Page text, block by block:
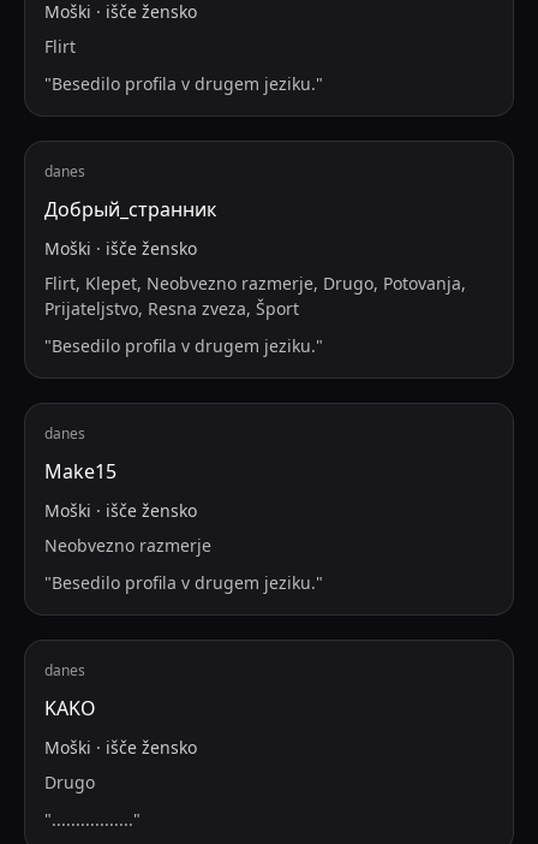
Moški · išče žensko
Flirt
"Besedilo profila v drugem jeziku."
danes
Добрый_странник
Moški · išče žensko
Flirt, Klepet, Neobvezno razmerje, Drugo, Potovanja,
Prijateljstvo, Resna zveza, Šport
"Besedilo profila v drugem jeziku."
danes
Make15
Moški · išče žensko
Neobvezno razmerje
"Besedilo profila v drugem jeziku."
danes
KAKO
Moški · išče žensko
Drugo
"................."